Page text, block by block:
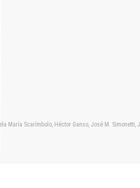
Segunda época
María Scarímbolo, Héctor Ganso, José M.